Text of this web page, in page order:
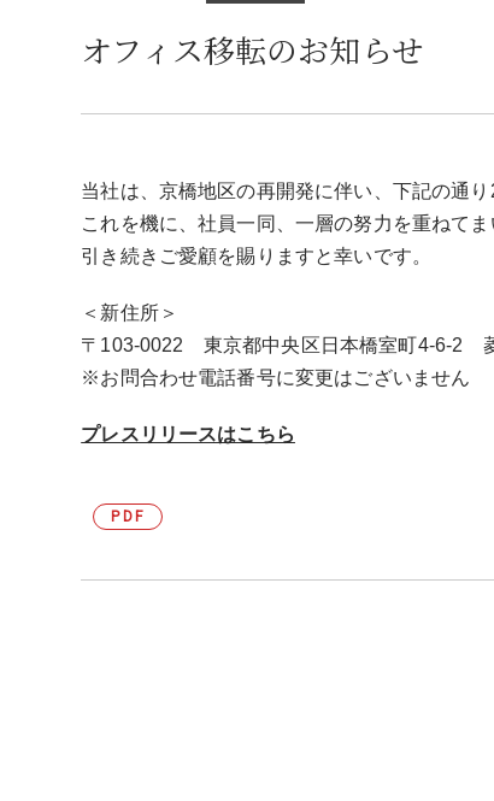
オフィス移転のお知らせ
当社は、京橋地区の再開発に伴い、下記の通
これを機に、社員一同、一層の努力を重ねてま
引き続きご愛顧を賜りますと幸いです。
＜新住所＞
〒103-0022 東京都中央区日本橋室町4-6-2
※お問合わせ電話番号に変更はございません
プレスリリースはこちら
PDF